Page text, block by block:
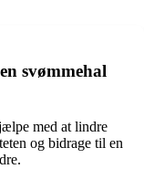
svømmehal
med at lindre
og bidrage til en